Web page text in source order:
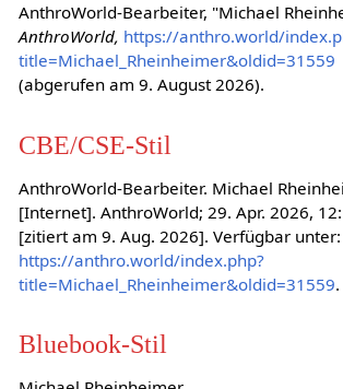
AnthroWorld-Bearbeiter, "Michael
AnthroWorld, https://anthro.world/
title=Michael_Rheinheimer&oldid=31559
(abgerufen am 9. August 2026).
CBE/CSE-Stil
AnthroWorld-Bearbeiter. Michael
[Internet]. AnthroWorld; 29. Apr. 2026,
[zitiert am 9. Aug. 2026]. Verfügbar unter:
https://anthro.world/index.php?
title=Michael_Rheinheimer&oldid=31559.
Bluebook-Stil